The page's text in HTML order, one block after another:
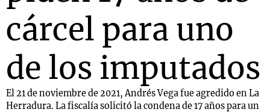
cárcel para uno
de los imputados
El 21 de noviembre de 2021, Andrés Vega fue agredido en La
Herradura. La fiscalía solicitó la condena de 17 años para un